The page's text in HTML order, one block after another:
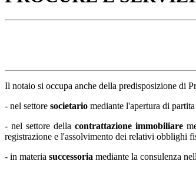
Il notaio si occupa anche della predisposizione di
- nel settore societario mediante l'apertura di
- nel settore dellacontrattazione immobiliare
registrazione e l'assolvimento dei relativi obblighi
- in materia successoria mediante la consulenza